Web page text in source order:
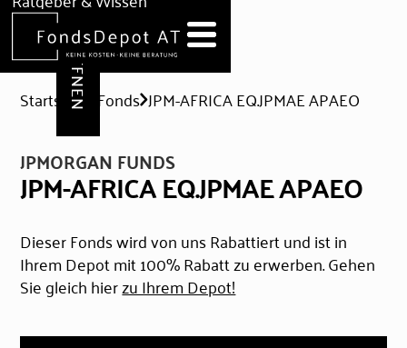
Hilfe & Formulare
DEPOT ERÖFFNEN
Startseite Fonds JPM-AFRICA EQ.JPMAE APAEO
JPMORGAN FUNDS
JPM-AFRICA EQ.JPMAE APAEO
Dieser Fonds wird von uns Rabattiert und ist in
Ihrem Depot mit 100% Rabatt zu erwerben. Gehen
Sie gleich hierzu Ihrem Depot!